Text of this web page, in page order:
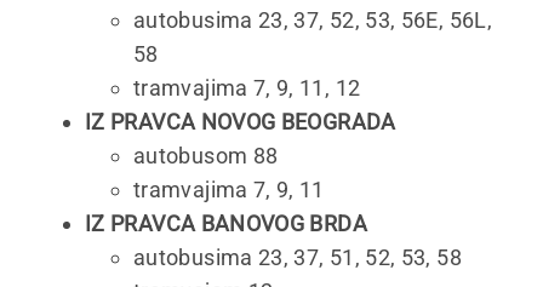
autobusima 23, 37, 52, 53, 56E, 56L,
58
tramvajima 7, 9, 11, 12
IZ PRAVCA NOVOG BEOGRADA
autobusom 88
tramvajima 7, 9, 11
IZ PRAVCA BANOVOG BRDA
autobusima 23, 37, 51, 52, 53, 58